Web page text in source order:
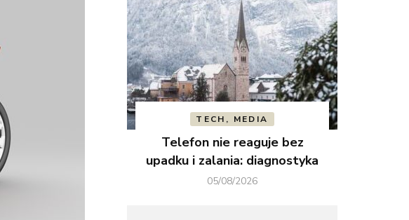
TECH, MEDIA
Telefon nie reaguje bez
upadku i zalania: diagnostyka
05/08/2026